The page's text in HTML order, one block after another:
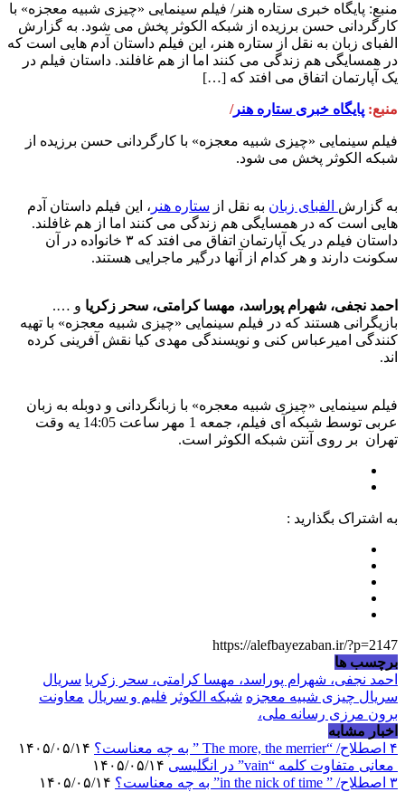
منبع: پایگاه خبری ستاره هنر/ فیلم سینمایی «چیزی شبیه معجزه» با
کارگردانی حسن برزیده از شبکه الکوثر پخش می شود. به گزارش
الفبای زبان به نقل از ستاره هنر، این فیلم داستان آدم هایی است که
در همسایگی هم زندگی می کنند اما از هم غافلند. داستان فیلم در
یک آپارتمان اتفاق می افتد که […]
منبع: پایگاه خبری ستاره هنر/
فیلم سینمایی «چیزی شبیه معجزه» با کارگردانی حسن برزیده از
شبکه الکوثر پخش می شود.
به گزارش الفبای زبان به نقل از ستاره هنر ، این فیلم داستان آدم
هایی است که در همسایگی هم زندگی می کنند اما از هم غافلند.
داستان فیلم در یک آپارتمان اتفاق می افتد که ۳ خانواده در آن
سکونت دارند و هر کدام از آنها درگیر ماجرایی هستند.
احمد نجفی، شهرام پوراسد، مهسا کرامتی، سحر زکریا و ….
بازیگرانی هستند که در فیلم سینمایی «چیزی شبیه معجزه» با تهیه
کنندگی امیرعباس کنی و نویسندگی مهدی کیا نقش آفرینی کرده
اند.
فیلم سینمایی «چیزی شبیه معجره» با زبانگردانی و دوبله به زبان
عربی توسط شبکه آی فیلم، جمعه 1 مهر ساعت 14:05 یه وقت
تهران بر روی آنتن شبکه الکوثر است.
به اشتراک بگذارید :
https://alefbayezaban.ir/?p=2147
برچسب ها
احمد نجفی، شهرام پوراسد، مهسا کرامتی، سحر زکریا سریال
سریال چیزی شبیه معجزه شبکه الکوثر فلیم و سریال معاونت
برون مرزی رسانه ملی،
اخبار مشابه
۴ اصطلاح/ “The more, the merrier ” به چه معناست؟
معانی متفاوت کلمه “vain” در انگلیسی
۳ اصطلاح/ ” in the nick of time” به چه معناست؟